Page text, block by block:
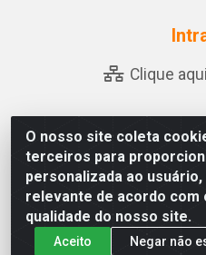
O nosso site coleta
terceiros para
personalizada ao
relevante de acordo
qualidade do nosso site.
Aceito Negar não
Clique
Abreu & Silva - Rua Padre
Olho D'Água das Flores/